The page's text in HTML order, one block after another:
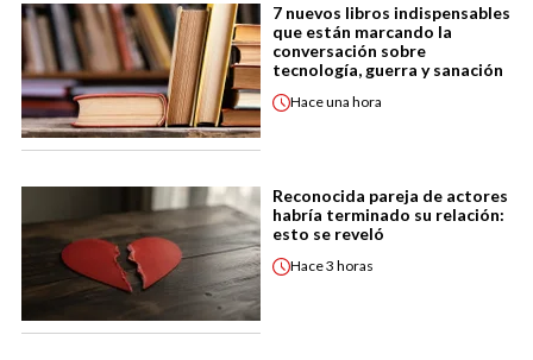
7 nuevos libros indispensables
que están marcando la
conversación sobre
tecnología, guerra y sanación
Haceuna hora
Reconocida pareja de actores
habría terminado su relación:
esto se reveló
Hace3 horas